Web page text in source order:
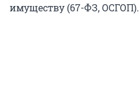
имуществу (67-ФЗ, ОСГОП).